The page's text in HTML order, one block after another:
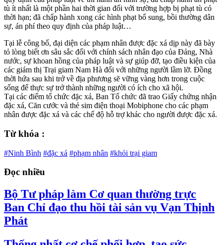
tù ít nhất là một phần hai thời gian đối với trường hợp bị phạt tù có
thời hạn; đã chấp hành xong các hình phạt bổ sung, bồi thường dân
sự, án phí theo quy định của pháp luật…
Tại lễ công bố, đại diện các phạm nhân được đặc xá dịp này đã bày
tỏ lòng biết ơn sâu sắc đối với chính sách nhân đạo của Đảng, Nhà
nước, sự khoan hồng của pháp luật và sự giúp đỡ, tạo điều kiện của
các giám thị Trại giam Nam Hà đối với những người lầm lỡ. Đồng
thời hứa sau khi trở về địa phương sẽ vững vàng hơn trong cuộc
sống để thực sự trở thành những người có ích cho xã hội.
Tại các điểm tổ chức đặc xá, Ban Tổ chức đã trao Giấy chứng nhận
đặc xá, Căn cước và thẻ sim điện thoại Mobiphone cho các phạm
nhân được đặc xá và các chế độ hỗ trợ khác cho người được đặc xá.
Từ khóa :
#Ninh Bình #đặc xá #phạm nhân #khỏi trại giam
Đọc nhiều
Bộ Tư pháp làm Cơ quan thường trực
Ban Chỉ đạo thu hồi tài sản vụ Vạn Thịnh
Phát